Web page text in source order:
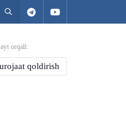
orqali:
qoldirish